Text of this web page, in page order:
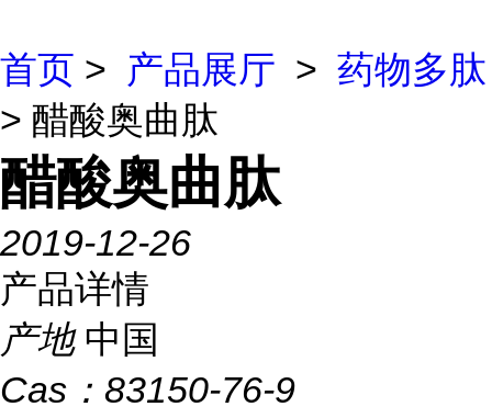
首页 > 产品展厅 > 药物多肽
> 醋酸奥曲肽
醋酸奥曲肽
2019-12-26
产品详情
产地 中国
Cas： 83150-76-9